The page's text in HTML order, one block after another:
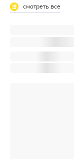
смотреть все